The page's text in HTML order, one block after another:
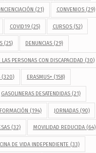
(21) CONVENIOS(29)
COVID19(25) CURSOS(52)
(25) DENUNCIAS(29)
PERSONAS CON DISCAPACIDAD (30)
(320) ERASMUS+(158)
GASOLINERAS DESATENDIDAS(21)
(194) JORNADAS(90)
(32) MOVILIDAD REDUCIDA(64)
DE VIDA INDEPENDIENTE (33)